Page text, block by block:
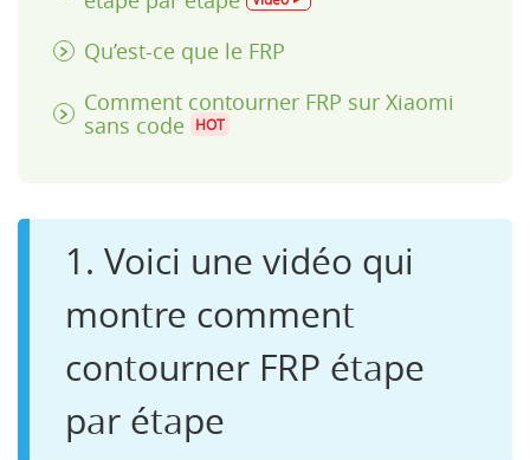
Qu’est-ce que le FRP
Comment contourner FRP sur Xiaomi
sans code
HOT
1. Voici une vidéo qui
montre comment
contourner FRP étape
par étape